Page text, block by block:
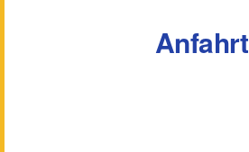
Anfahrt